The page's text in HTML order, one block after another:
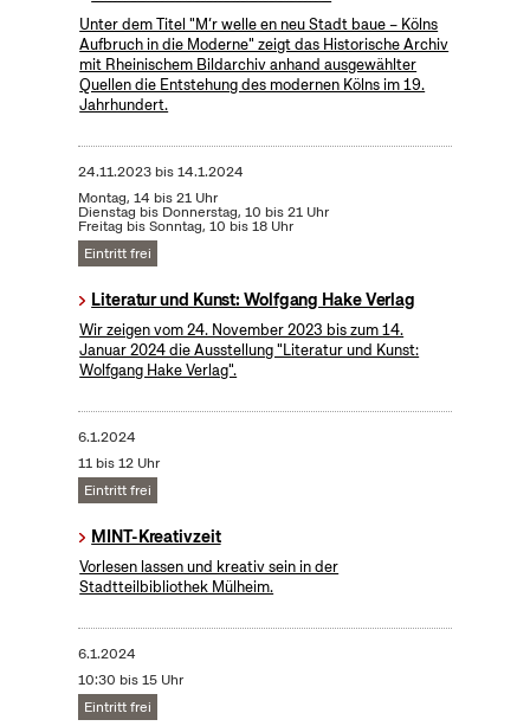
Unter dem Titel "M’r welle en neu Stadt baue – Kölns
Aufbruch in die Moderne" zeigt das Historische Archiv
mit Rheinischem Bildarchiv anhand ausgewählter
Quellen die Entstehung des modernen Kölns im 19.
Jahrhundert.
24.11.2023bis14.1.2024
Montag, 14 bis 21 Uhr
Dienstag bis Donnerstag, 10 bis 21 Uhr
Freitag bis Sonntag, 10 bis 18 Uhr
Eintritt frei
Literatur und Kunst: Wolfgang Hake Verlag
Wir zeigen vom 24. November 2023 bis zum 14.
Januar 2024 die Ausstellung "Literatur und Kunst:
Wolfgang Hake Verlag".
6.1.2024
11 bis 12 Uhr
Eintritt frei
MINT-Kreativzeit
Vorlesen lassen und kreativ sein in der
Stadtteilbibliothek Mülheim.
6.1.2024
10:30 bis 15 Uhr
Eintritt frei